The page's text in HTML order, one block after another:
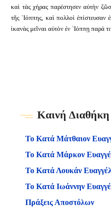
καὶ τὰς χήρας παρέστησεν αὐτὴν
τῆς ᾿Ιόππης, καὶ πολλοὶ ἐπίστευσαν
ἱκανὰς μεῖναι αὐτὸν ἐν ᾿Ιόππῃ παρά
Καινή Διαθήκη
Το Κατά Μάτθαιον
Το Κατά Μάρκον
Το Κατά Λουκάν
Το Κατά Ιωάννην
Πράξεις Αποστόλων